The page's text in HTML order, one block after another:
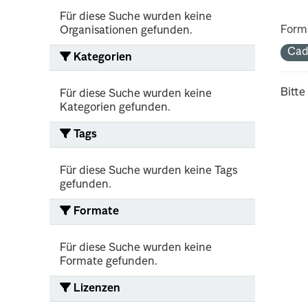
Für diese Suche wurden keine
Organisationen gefunden.
Kategorien
Für diese Suche wurden keine
Kategorien gefunden.
Tags
Für diese Suche wurden keine Tags
gefunden.
Formate
Für diese Suche wurden keine
Formate gefunden.
Lizenzen
Bitte